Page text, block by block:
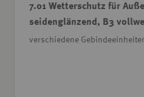
7.01 Wetterschutz für
seidenglänzend, B3
verschiedene